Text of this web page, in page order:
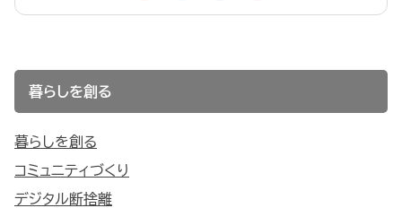
暮らしを創る
暮らしを創る
コミュニティづくり
デジタル断捨離